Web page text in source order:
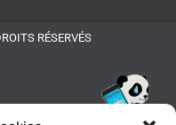
RÉSERVÉS